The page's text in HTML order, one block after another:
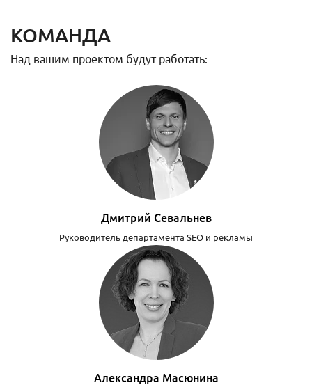
КОМАНДА
Над вашим проектом будут работать:
Дмитрий Севальнев
Руководитель департамента SEO и рекламы
Александра Масюнина